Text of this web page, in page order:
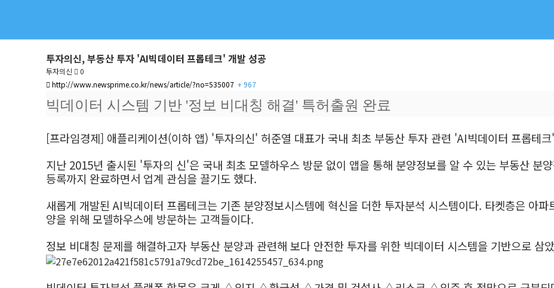
투자의신, 부동산 투자 'AI빅데이터 프롭테크' 개발 성공
투자의신 0
http://www.newsprime.co.kr/news/article/?no=535007 + 967
빅데이터 시스템 기반 '정보 비대칭 해결' 특허출원 완료
[프라임경제] 애플리케이션(이하 앱) '투자의신' 허준열 대표가 국내 최초 부동산 투자 관련 'AI빅데이터 프롭테
지난 2015년 출시된 '투자의 신'은 국내 최초 모델하우스 방문 없이 앱을 통해 분양정보를 알 수 있는 부동산 분
등록까지 완료하면서 업계 관심을 끌기도 했다.
새롭게 개발된 AI빅데이터 프롭테크는 기존 분양정보시스템에 혁신을 더한 투자분석 시스템이다. 타켓층은 아파
양을 위해 모델하우스에 방문하는 고객들이다.
정보 비대칭 문제를 해결하고자 부동산 분양과 관련해 보다 안전한 투자를 위한 빅데이터 시스템을 기반으로 삼